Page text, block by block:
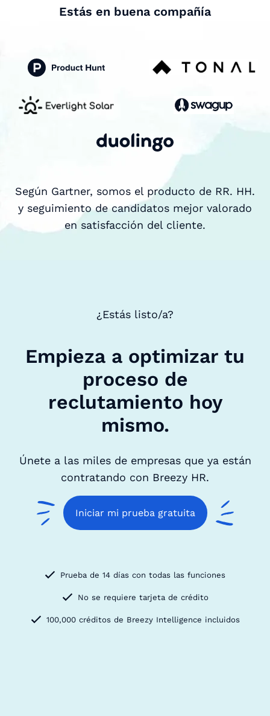
Estás en buena compañía
Según Gartner, somos el producto de RR. HH.
y seguimiento de candidatos mejor valorado
en satisfacción del cliente.
¿Estás listo/a?
Empieza a optimizar tu
proceso de
reclutamiento hoy
mismo.
Únete a las miles de empresas que ya están
contratando con Breezy HR.
Iniciar mi prueba gratuita
Prueba de 14 días con todas las funciones
No se requiere tarjeta de crédito
100,000 créditos de Breezy Intelligence incluidos